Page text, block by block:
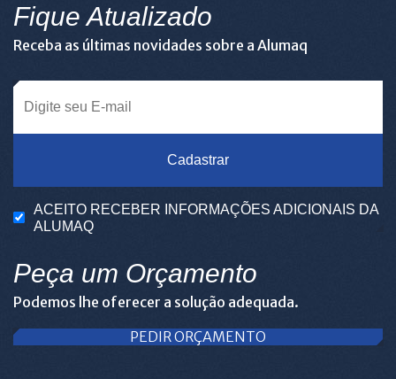
Fique Atualizado
Receba as últimas novidades sobre a Alumaq
Cadastrar
ACEITO RECEBER INFORMAÇÕES ADICIONAIS DA
ALUMAQ
Peça um Orçamento
Podemos lhe oferecer a solução adequada.
PEDIR ORÇAMENTO